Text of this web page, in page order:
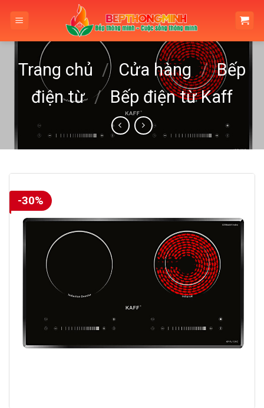
Trang chủ / Cửa hàng / Bếp
điện từ / Bếp điện từ Kaff
-30%